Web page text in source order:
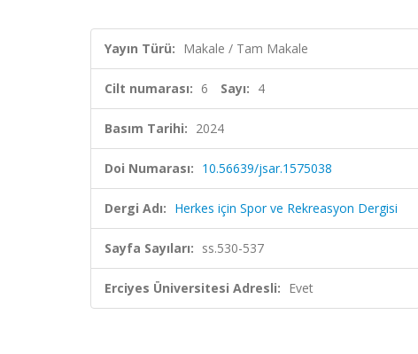
Yayın Türü: Makale / Tam Makale
Cilt numarası: 6 Sayı: 4
Basım Tarihi: 2024
Doi Numarası: 10.56639/jsar.1575038
Dergi Adı: Herkes için Spor ve Rekreasyon Dergisi
Sayfa Sayıları: ss.530-537
Erciyes Üniversitesi Adresli: Evet